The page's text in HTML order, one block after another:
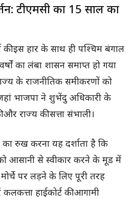
टीएमसी का 15 साल का
की इस हार के साथ ही पश्चिम बंगाल
का लंबा शासन समाप्त हो गया
के राजनीतिक समीकरणों को
भाजपा ने शुभेंदु अधिकारी के
राज्य की सत्ता संभाली।
का रुख करना यह दर्शाता है कि
आसानी से स्वीकार करने के मूड में
पर लड़ने के लिए पूरी तरह
हाईकोर्ट की आगामी